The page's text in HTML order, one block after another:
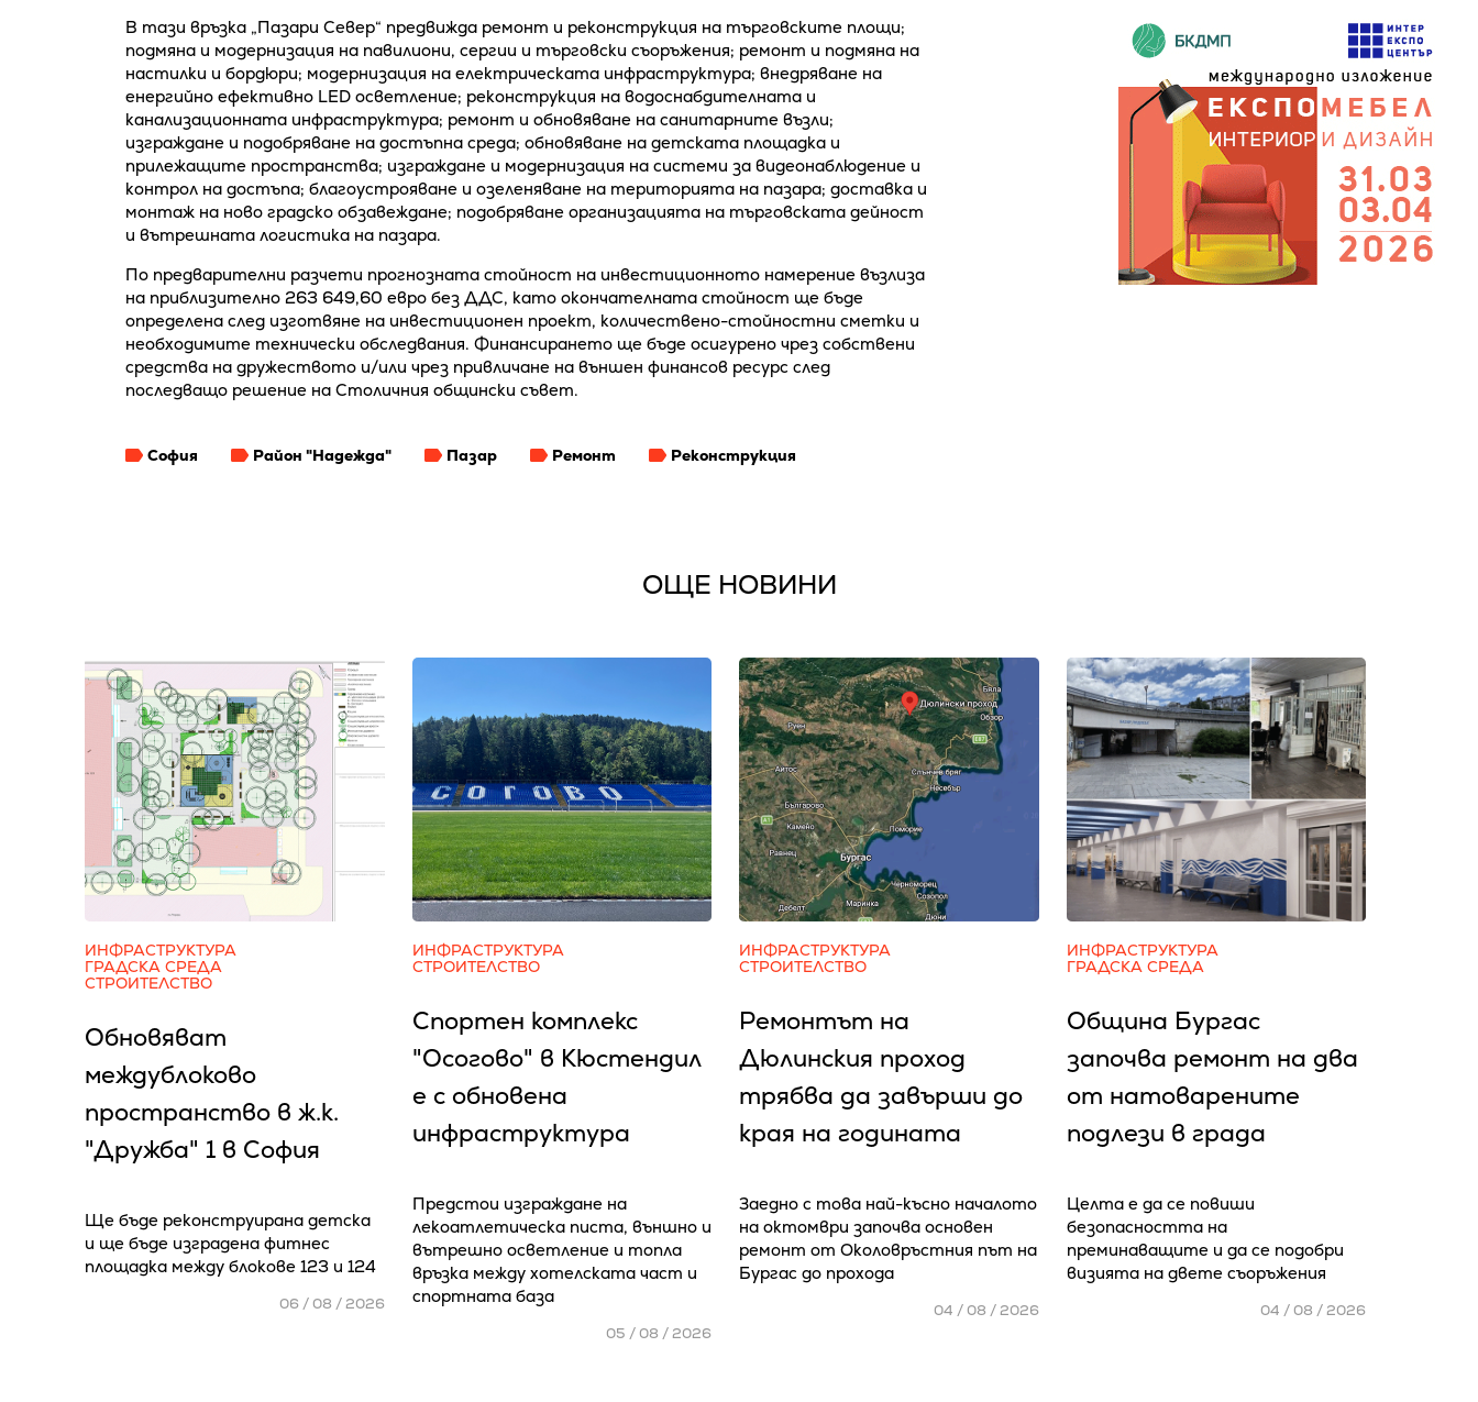
В тази връзка „Пазари Север“ предвижда ремонт и реконструкция на търговските площи;
подмяна и модернизация на павилиони, сергии и търговски съоръжения; ремонт и подмяна на
настилки и бордюри; модернизация на електрическата инфраструктура; внедряване на
енергийно ефективно LED осветление; реконструкция на водоснабдителната и
канализационната инфраструктура; ремонт и обновяване на санитарните възли;
изграждане и подобряване на достъпна среда; обновяване на детската площадка и
прилежащите пространства; изграждане и модернизация на системи за видеонаблюдение и
контрол на достъпа; благоустрояване и озеленяване на територията на пазара; доставка и
монтаж на ново градско обзавеждане; подобряване организацията на търговската дейност
и вътрешната логистика на пазара.
По предварителни разчети прогнозната стойност на инвестиционното намерение възлиза
на приблизително 263 649,60 евро без ДДС, като окончателната стойност ще бъде
определена след изготвяне на инвестиционен проект, количествено-стойностни сметки и
необходимите технически обследвания. Финансирането ще бъде осигурено чрез собствени
средства на дружеството и/или чрез привличане на външен финансов ресурс след
последващо решение на Столичния общински съвет.
София Район "Надежда" Пазар Ремонт Реконструкция
ОЩЕ НОВИНИ
ИНФРАСТРУКТУРА
ГРАДСКА СРЕДА
СТРОИТЕЛСТВО
Обновяват
междублоково
пространство в ж.к.
"Дружба" 1 в София
Ще бъде реконструирана детска
и ще бъде изградена фитнес
площадка между блокове 123 и 124
06 / 08 / 2026
ИНФРАСТРУКТУРА
СТРОИТЕЛСТВО
Спортен комплекс
"Осогово" в Кюстендил
е с обновена
инфраструктура
Предстои изграждане на
лекоатлетическа писта, външно и
вътрешно осветление и топла
връзка между хотелската част и
спортната база
05 / 08 / 2026
ИНФРАСТРУКТУРА
СТРОИТЕЛСТВО
Ремонтът на
Дюлинския проход
трябва да завърши до
края на годината
Заедно с това най-късно началото
на октомври започва основен
ремонт от Околовръстния път на
Бургас до прохода
04 / 08 / 2026
ИНФРАСТРУКТУРА
ГРАДСКА СРЕДА
Община Бургас
започва ремонт на два
от натоварените
подлези в града
Целта е да се повиши
безопасността на
преминаващите и да се подобри
визията на двете съоръжения
04 / 08 / 2026